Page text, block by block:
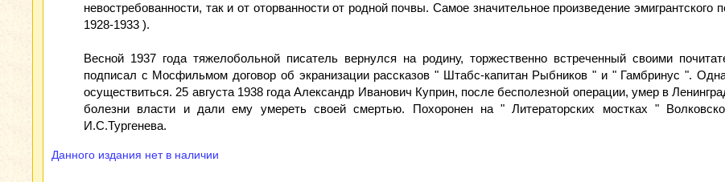
невостребованности, так и от оторванности от родной почвы. Самое значительное произведение
1928-1933 ).
Весной 1937 года тяжелобольной писатель вернулся на родину, торжественно встреченный своими
подписал с Мосфильмом договор об экранизации рассказов " Штабс-капитан Рыбников " и " Гамбринус ".
осуществиться. 25 августа 1938 года Александр Иванович Куприн, после бесполезной операции, умер в
болезни власти и дали ему умереть своей смертью. Похоронен на " Литераторских мостках "
И.С.Тургенева.
Данного издания нет в наличии